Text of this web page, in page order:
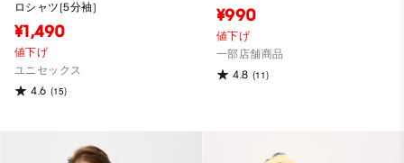
ロシャツ(5分袖)
¥1,490
値下げ
ユニセックス
4.6 (15)
¥990
値下げ
一部店舗商品
4.8 (11)